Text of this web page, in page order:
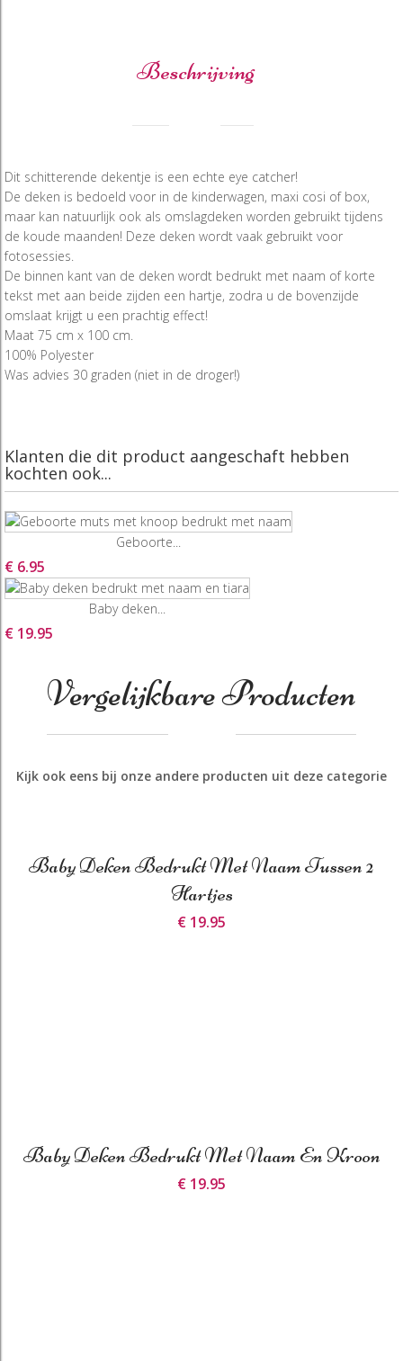
Beschrijving
Dit schitterende dekentje is een echte eye catcher!
De deken is bedoeld voor in de kinderwagen, maxi cosi of box,
maar kan natuurlijk ook als omslagdeken worden gebruikt tijdens
de koude maanden! Deze deken wordt vaak gebruikt voor
fotosessies.
De binnen kant van de deken wordt bedrukt met naam of korte
tekst met aan beide zijden een hartje, zodra u de bovenzijde
omslaat krijgt u een prachtig effect!
Maat 75 cm x 100 cm.
100% Polyester
Was advies 30 graden (niet in de droger!)
Klanten die dit product aangeschaft hebben
kochten ook...
Geboorte...
€ 6.95
Baby deken...
€ 19.95
Vergelijkbare Producten
Kijk ook eens bij onze andere producten uit deze categorie
Baby Deken Bedrukt Met Naam Tussen 2
Hartjes
€ 19.95
Baby Deken Bedrukt Met Naam En Kroon
€ 19.95